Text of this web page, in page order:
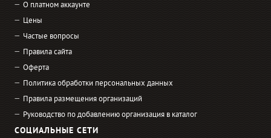
О платном аккаунте
Цены
Частые вопросы
Правила сайта
Оферта
Политика обработки персональных данных
Правила размещения организаций
Руководство по добавлению организация в каталог
СОЦИАЛЬНЫЕ СЕТИ